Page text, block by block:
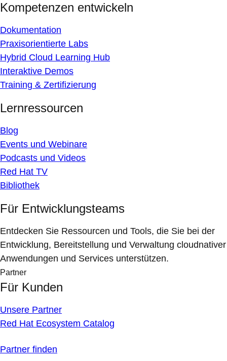
Kompetenzen entwickeln
Dokumentation
Praxisorientierte Labs
Hybrid Cloud Learning Hub
Interaktive Demos
Training & Zertifizierung
Lernressourcen
Blog
Events und Webinare
Podcasts und Videos
Red Hat TV
Bibliothek
Für Entwicklungsteams
Entdecken Sie Ressourcen und Tools, die Sie bei der
Entwicklung, Bereitstellung und Verwaltung cloudnativer
Anwendungen und Services unterstützen.
Partner
Für Kunden
Unsere Partner
Red Hat Ecosystem Catalog
Partner finden